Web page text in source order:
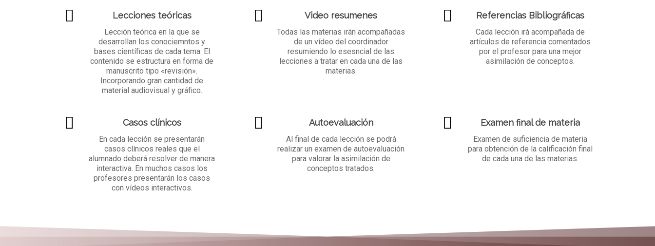
Lecciones teóricas
Lección teórica en la que se
desarrollan los conociemntos y
bases científicas de cada tema. El
contenido se estructura en forma de
manuscrito tipo «revisión».
Incorporando gran cantidad de
material audiovisual y gráfico.
Video resumenes
Todas las materias irán acompañadas
de un vídeo del coordinador
resumiendo lo esesncial de las
lecciones a tratar en cada una de las
materias.
Referencias Bibliográficas
Cada lección irá acompañada de
artículos de referencia comentados
por el profesor para una mejor
asimilación de conceptos.
Casos clínicos
En cada lección se presentarán
casos clínicos reales que el
alumnado deberá resolver de manera
interactiva. En muchos casos los
profesores presentarán los casos
con vídeos interactivos.
Autoevaluación
Al final de cada lección se podrá
realizar un examen de autoevaluación
para valorar la asimilación de
conceptos tratados.
Examen final de materia
Examen de suficiencia de materia
para obtención de la calificación final
de cada una de las materias.